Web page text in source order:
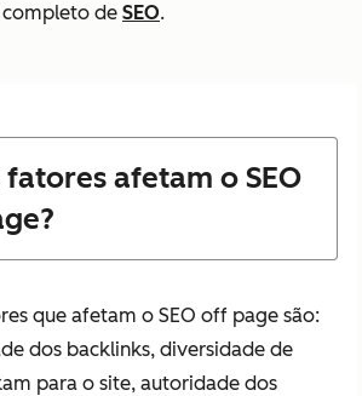
de SEO.
fatores afetam o SEO
que afetam o SEO off page são:
dos backlinks, diversidade de
para o site, autoridade dos